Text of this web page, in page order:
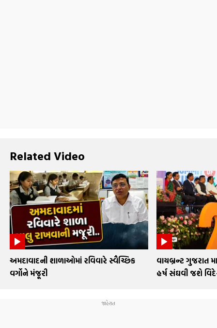
Related Video
અમદાવાદની શાળાઓમાં રવિવારે સ્વૈચ્છિક
વર્ગોને મંજૂરી
વાયબ્રન્ટ ગુજરાત
હર્ષ સંઘવી જશે